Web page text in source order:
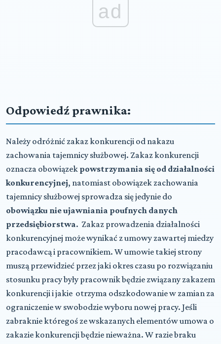
ad
Odpowiedź prawnika:
Należy odróżnić zakaz konkurencji od nakazu
zachowania tajemnicy służbowej. Zakaz konkurencji
oznacza obowiązek powstrzymania się od działalności
konkurencyjnej, natomiast obowiązek zachowania
tajemnicy służbowej sprowadza się jedynie do
obowiązku nie ujawniania poufnych danych
przedsiębiorstwa. Zakaz prowadzenia działalności
konkurencyjnej może wynikać z umowy zawartej miedzy
pracodawcą i pracownikiem. W umowie takiej strony
muszą przewidzieć przez jaki okres czasu po rozwiązaniu
stosunku pracy były pracownik będzie związany zakazem
konkurencji i jakie otrzyma odszkodowanie w zamian za
ograniczenie w swobodzie wyboru nowej pracy. Jeśli
zabraknie któregoś ze wskazanych elementów umowa o
zakazie konkurencji będzie nieważna. W razie braku